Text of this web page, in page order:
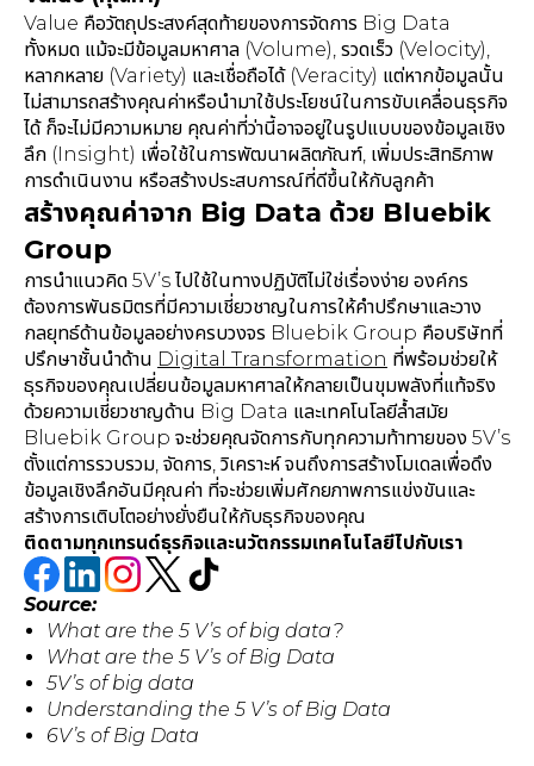
Value คือวัตถุประสงค์สุดท้ายของการจัดการ Big Data
ทั้งหมด แม้จะมีข้อมูลมหาศาล (Volume), รวดเร็ว (Velocity),
หลากหลาย (Variety) และเชื่อถือได้ (Veracity) แต่หากข้อมูลนั้น
ไม่สามารถสร้างคุณค่าหรือนำมาใช้ประโยชน์ในการขับเคลื่อนธุรกิจ
ได้ ก็จะไม่มีความหมาย คุณค่าที่ว่านี้อาจอยู่ในรูปแบบของข้อมูลเชิง
ลึก (Insight) เพื่อใช้ในการพัฒนาผลิตภัณฑ์, เพิ่มประสิทธิภาพ
การดำเนินงาน หรือสร้างประสบการณ์ที่ดีขึ้นให้กับลูกค้า
สร้างคุณค่าจาก Big Data ด้วย Bluebik
Group
การนำแนวคิด 5V’s ไปใช้ในทางปฏิบัติไม่ใช่เรื่องง่าย องค์กร
ต้องการพันธมิตรที่มีความเชี่ยวชาญในการให้คำปรึกษาและวาง
กลยุทธ์ด้านข้อมูลอย่างครบวงจร Bluebik Group คือบริษัทที่
ปรึกษาชั้นนำด้าน Digital Transformation ที่พร้อมช่วยให้
ธุรกิจของคุณเปลี่ยนข้อมูลมหาศาลให้กลายเป็นขุมพลังที่แท้จริง
ด้วยความเชี่ยวชาญด้าน Big Data และเทคโนโลยีล้ำสมัย
Bluebik Group จะช่วยคุณจัดการกับทุกความท้าทายของ 5V’s
ตั้งแต่การรวบรวม, จัดการ, วิเคราะห์ จนถึงการสร้างโมเดลเพื่อดึง
ข้อมูลเชิงลึกอันมีคุณค่า ที่จะช่วยเพิ่มศักยภาพการแข่งขันและ
สร้างการเติบโตอย่างยั่งยืนให้กับธุรกิจของคุณ
ติดตามทุกเทรนด์ธุรกิจและนวัตกรรมเทคโนโลยีไปกับเรา
Source:
What are the 5 V’s of big data?
What are the 5 V’s of Big Data
5V’s of big data
Understanding the 5 V’s of Big Data
6V’s of Big Data